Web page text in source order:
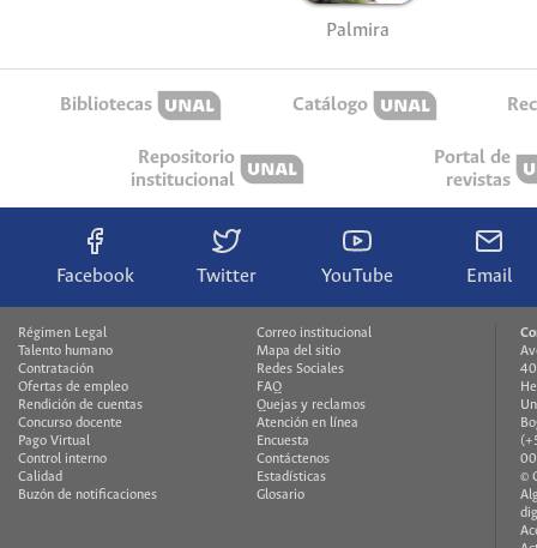
Palmira
Bibliotecas Catálogo
Repositorio
institucional
Portal de
revistas
Facebook Twitter YouTube Email
Régimen Legal
Talento humano
Contratación
Ofertas de empleo
Rendición de cuentas
Concurso docente
Pago Virtual
Control interno
Calidad
Buzón de notificaciones
Correo institucional
Mapa del sitio
Redes Sociales
FAQ
Quejas y reclamos
Atención en línea
Encuesta
Contáctenos
Estadísticas
Glosario
©